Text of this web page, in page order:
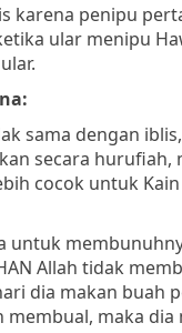
karena penipu
ular menipu
sama dengan
secara hurufiah,
cocok untuk
untuk
Allah tidak
dia makan buah
membual, maka